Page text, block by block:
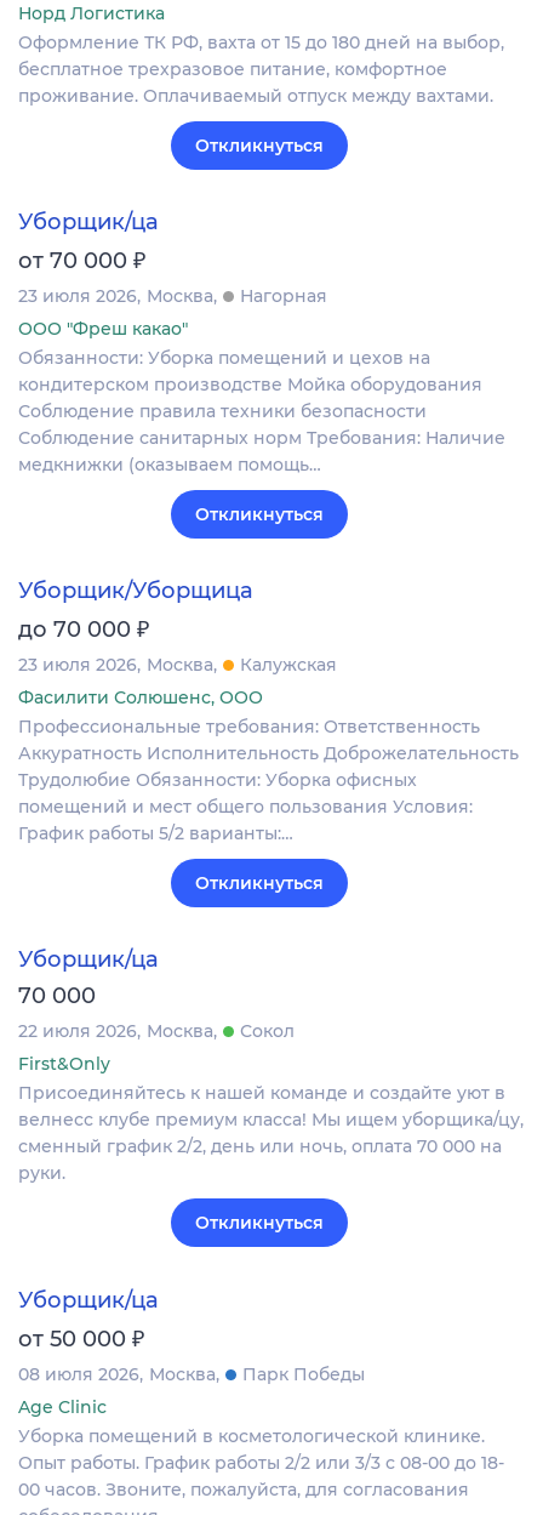
Норд Логистика
Оформление ТК РФ, вахта от 15 до 180 дней на выбор,
бесплатное трехразовое питание, комфортное
проживание. Оплачиваемый отпуск между вахтами.
Откликнуться
Уборщик/ца
от 70 000 ₽
23 июля 2026 Москва
Нагорная
ООО "Фреш какао"
Обязанности: Уборка помещений и цехов на
кондитерском производстве Мойка оборудования
Соблюдение правила техники безопасности
Соблюдение санитарных норм Требования: Наличие
медкнижки (оказываем помощь…
Откликнуться
Уборщик/Уборщица
до 70 000 ₽
23 июля 2026 Москва
Калужская
Фасилити Солюшенс, ООО
Профессиональные требования: Ответственность
Аккуратность Исполнительность Доброжелательность
Трудолюбие Обязанности: Уборка офисных
помещений и мест общего пользования Условия:
График работы 5/2 варианты:…
Откликнуться
Уборщик/ца
70 000
22 июля 2026 Москва
Сокол
First&Only
Присоединяйтесь к нашей команде и создайте уют в
велнесс клубе премиум класса! Мы ищем уборщика/цу,
сменный график 2/2, день или ночь, оплата 70 000 на
руки.
Откликнуться
Уборщик/ца
от 50 000 ₽
08 июля 2026 Москва
Парк Победы
Age Clinic
Уборка помещений в косметологической клинике.
Опыт работы. График работы 2/2 или 3/3 с 08-00 до 18-
00 часов. Звоните, пожалуйста, для согласования